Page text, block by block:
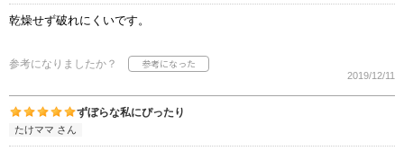
乾燥せず破れにくいです。
参考になりましたか？
2019/12/11
ずぼらな私にぴったり
たけママ さん